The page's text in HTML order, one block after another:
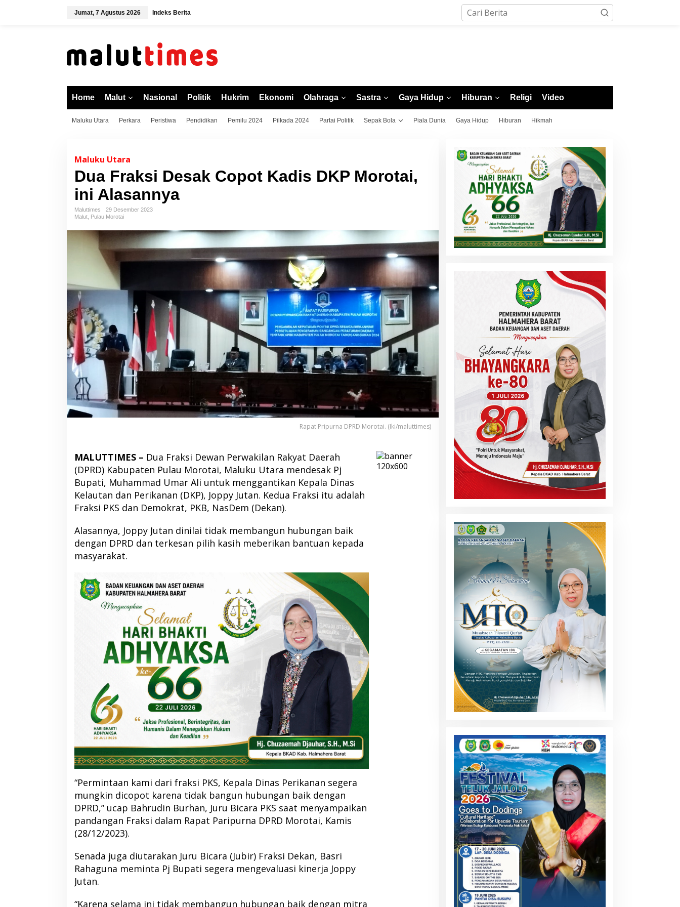
Jumat, 7 Agustus 2026 Indeks Berita
Home Malut Nasional Politik Hukrim Ekonomi Olahraga Sastra Gaya Hidup Hiburan Religi Video
Maluku Utara Perkara Peristiwa Pendidikan Pemilu 2024 Pilkada 2024 Partai Politik Sepak Bola Piala Dunia Gaya Hidup Hiburan Hikmah
Maluku Utara
Dua Fraksi Desak Copot Kadis DKP Morotai,
ini Alasannya
Maluttimes
29 Desember 2023
Malut Pulau Morotai
Rapat Pripurna DPRD Morotai. (Iki/maluttimes)
MALUTTIMES – Dua Fraksi Dewan Perwakilan Rakyat Daerah
(DPRD) Kabupaten Pulau Morotai, Maluku Utara mendesak Pj
Bupati, Muhammad Umar Ali untuk menggantikan Kepala Dinas
Kelautan dan Perikanan (DKP), Joppy Jutan. Kedua Fraksi itu adalah
Fraksi PKS dan Demokrat, PKB, NasDem (Dekan).
Alasannya, Joppy Jutan dinilai tidak membangun hubungan baik
dengan DPRD dan terkesan pilih kasih meberikan bantuan kepada
masyarakat.
“Permintaan kami dari fraksi PKS, Kepala Dinas Perikanan segera
mungkin dicopot karena tidak bangun hubungan baik dengan
DPRD,” ucap Bahrudin Burhan, Juru Bicara PKS saat menyampaikan
pandangan Fraksi dalam Rapat Paripurna DPRD Morotai, Kamis
(28/12/2023).
Senada juga diutarakan Juru Bicara (Jubir) Fraksi Dekan, Basri
Rahaguna meminta Pj Bupati segera mengevaluasi kinerja Joppy
Jutan.
“Karena selama ini tidak membangun hubungan baik dengan mitra